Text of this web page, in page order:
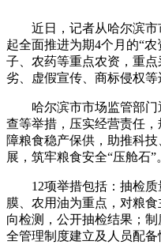
近日，记者从哈尔滨市
起全面推进为期4个月的“
子、农药等重点农资，重
劣、虚假宣传、商标侵权等
哈尔滨市市场监管部门
查等举措，压实经营责任
障粮食稳产保供，助推科
展，筑牢粮食安全“压舱石”
12项举措包括：抽检质
膜、农用油为重点，对粮
向检测，公开抽检结果；
全管理制度建立及人员配